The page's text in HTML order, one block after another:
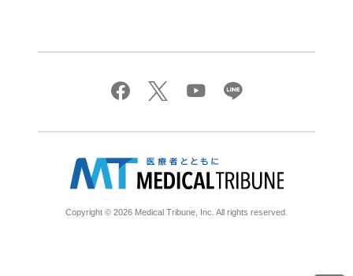
Copyright © 2026 Medical Tribune, Inc. All rights reserved.